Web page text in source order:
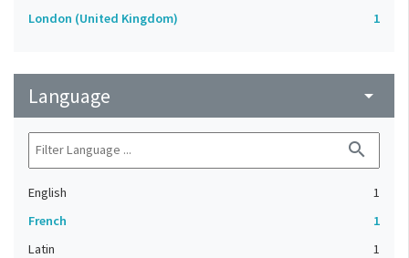
London (United Kingdom)
1
Language arrow_drop_down
search
English
1
French
1
Latin
1